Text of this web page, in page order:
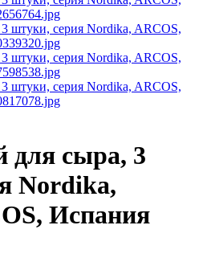
для сыра, 3
Nordika,
Испания